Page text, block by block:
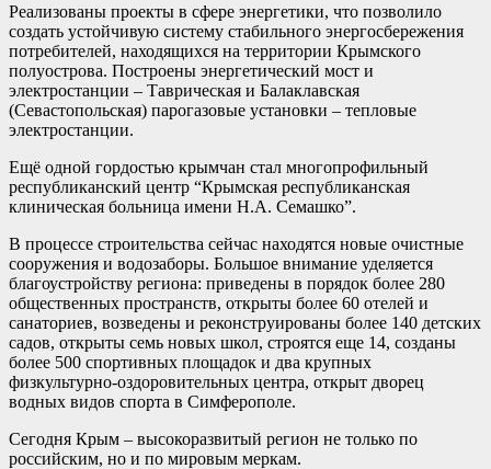
Реализованы проекты в сфере энергетики, что позволило
создать устойчивую систему стабильного энергосбережения
потребителей, находящихся на территории Крымского
полуострова. Построены энергетический мост и
электростанции – Таврическая и Балаклавская
(Севастопольская) парогазовые установки – тепловые
электростанции.
Ещё одной гордостью крымчан стал многопрофильный
республиканский центр “Крымская республиканская
клиническая больница имени Н.А. Семашко”.
В процессе строительства сейчас находятся новые очистные
сооружения и водозаборы. Большое внимание уделяется
благоустройству региона: приведены в порядок более 280
общественных пространств, открыты более 60 отелей и
санаториев, возведены и реконструированы более 140 детских
садов, открыты семь новых школ, строятся еще 14, созданы
более 500 спортивных площадок и два крупных
физкультурно-оздоровительных центра, открыт дворец
водных видов спорта в Симферополе.
Сегодня Крым – высокоразвитый регион не только по
российским, но и по мировым меркам.